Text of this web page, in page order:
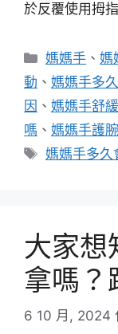
於反覆使用拇
分
類
媽媽手 、媽
動 、 媽媽手多
因 、 媽媽手舒緩
嗎 、 媽媽手護腕
標
媽媽手多久
大家想
拿嗎？
6 10 月, 2024